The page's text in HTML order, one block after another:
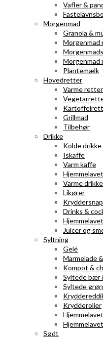
Vafler &
Morgenmad
Granola &
Morgenmad
Morgenmad
Plantemælk
Hovedretter
Varme retter
Grillmad
Tilbehør
Drikke
Kolde drikke
Iskaffe
Varm kaffe
Varme drikke
Likører
Drinks &
Juicer og
Syltning
Gelé
Marmelade
Kompot &
Syltede bær
Syltede
Krydderolier
Sødt